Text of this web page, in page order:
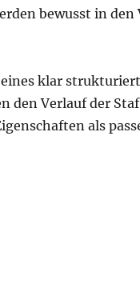
bewusst in
klar
den Verlauf der
als